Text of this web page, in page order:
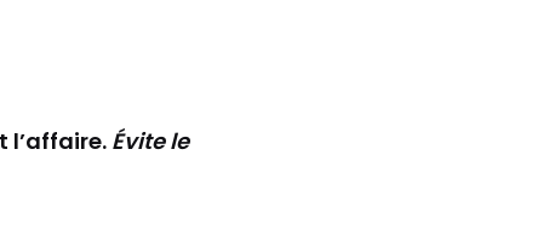
l’affaire. Évite le